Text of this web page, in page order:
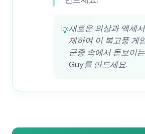
💡새로운 의상과 액세
제하여 이 복고풍 게
군중 속에서 돋보이
Guy를 만드세요.